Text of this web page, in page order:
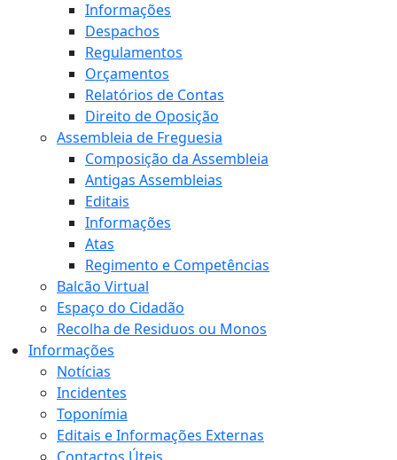
Informações
Despachos
Regulamentos
Orçamentos
Relatórios de Contas
Direito de Oposição
Assembleia de Freguesia
Composição da Assembleia
Antigas Assembleias
Editais
Informações
Atas
Regimento e Competências
Balcão Virtual
Espaço do Cidadão
Recolha de Residuos ou Monos
Informações
Notícias
Incidentes
Toponímia
Editais e Informações Externas